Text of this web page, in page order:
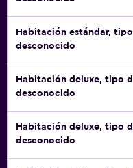
Habitación estándar,
desconocido
Habitación deluxe, tipo
desconocido
Habitación deluxe, tipo
desconocido